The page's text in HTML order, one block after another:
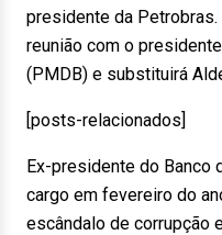
presidente da
reunião com o
(PMDB) e substituirá
[posts-relacionados]
Ex-presidente do Banco
cargo em fevereiro do
escândalo de corrupção